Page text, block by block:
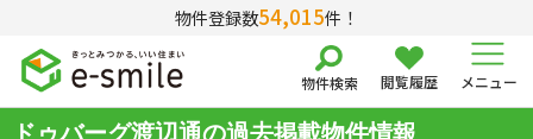
物件登録数54,015件！
物件検索 閲覧履歴 メニュー
ドゥバーグ渡辺通の過去掲載物件情報